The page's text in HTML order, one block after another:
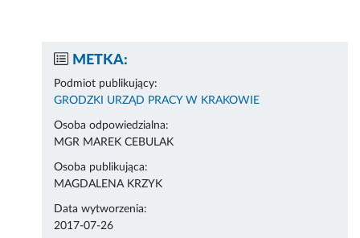
METKA:
Podmiot publikujący:
GRODZKI URZĄD PRACY W KRAKOWIE
Osoba odpowiedzialna:
MGR MAREK CEBULAK
Osoba publikująca:
MAGDALENA KRZYK
Data wytworzenia:
2017-07-26